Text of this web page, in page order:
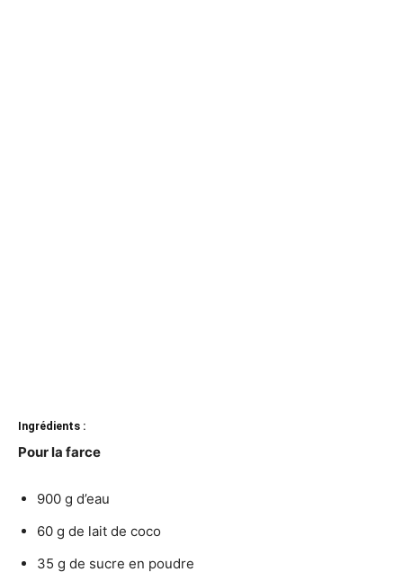
Ingrédients :
Pour la farce
900 g d’eau
60 g de lait de coco
35 g de sucre en poudre